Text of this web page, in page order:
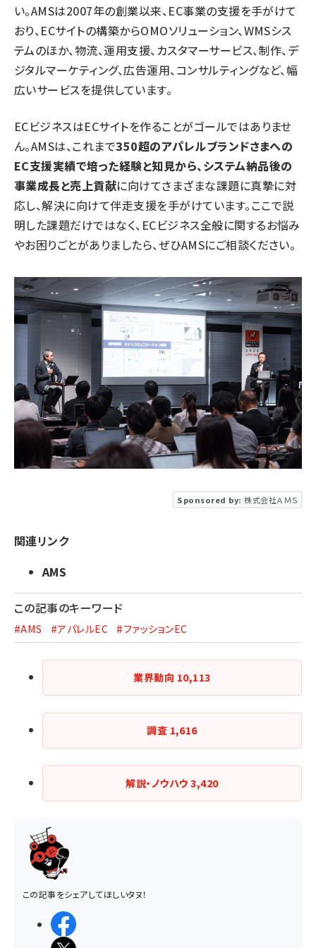
い。AMSは2007年の創業以来、EC事業の支援を手がけて
おり、ECサイトの構築からOMOソリューション、WMSシス
テムのほか、物流、運用支援、カスタマーサービス、制作、デ
ジタルマーケティング、広告運用、コンサルティングなど、幅
広いサービスを提供しています。
ECビジネスはECサイトを作ることがゴールではありませ
ん。AMSは、これまで350超のアパレルブランドさまへの
EC支援実績で培った経験と知見から、システム納品後の
事業成長と売上貢献に向けてさまざまな課題に真摯に対
応し、解決に向けて伴走支援を手がけています。ここで説
明した課題だけではなく、ECビジネス全般に関するお悩み
やお困りごとがありましたら、ぜひAMSにご相談ください。
Sponsored by:株式会社ＡＭＳ
関連リンク
AMS
この記事のキーワード
#AMS #アパレルEC #ファッションEC
業界動向 10,113
調査 1,616
解説・ノウハウ3,420
この記事をシェアしてほしいタヌ！